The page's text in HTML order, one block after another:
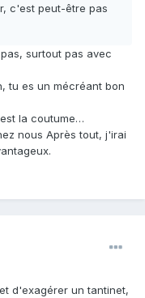
c'est peut-être pas
surtout pas avec
tu es un mécréant bon
la coutume…
nous Après tout, j'irai
d'exagérer un tantinet,